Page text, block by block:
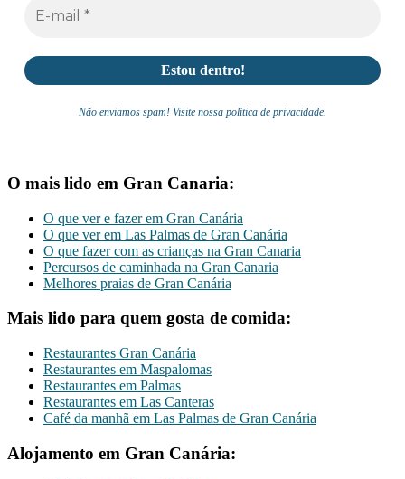
Não enviamos spam! Visite nossa política de privacidade.
O mais lido em Gran Canaria:
O que ver e fazer em Gran Canária
O que ver em Las Palmas de Gran Canária
O que fazer com as crianças na Gran Canaria
Percursos de caminhada na Gran Canaria
Melhores praias de Gran Canária
Mais lido para quem gosta de comida:
Restaurantes Gran Canária
Restaurantes em Maspalomas
Restaurantes em Palmas
Restaurantes em Las Canteras
Café da manhã em Las Palmas de Gran Canária
Alojamento em Gran Canária: